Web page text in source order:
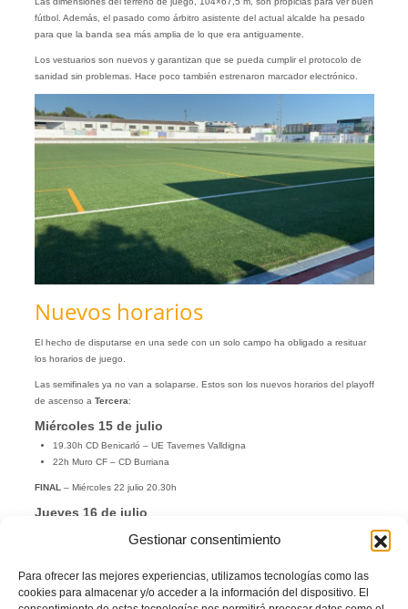
Gestionar consentimiento
Para ofrecer las mejores experiencias, utilizamos tecnologías como las
cookies para almacenar y/o acceder a la información del dispositivo. El
fútbol. Además, el pasado como árbitro asistente del actual alcalde ha pesado
para que la banda sea más amplia de lo que era antiguamente.
Los vestuarios son nuevos y garantizan que se pueda cumplir el protocolo de
sanidad sin problemas. Hace poco también estrenaron marcador electrónico.
Nuevos horarios
El hecho de disputarse en una sede con un solo campo ha obligado a resituar
los horarios de juego.
Las semifinales ya no van a solaparse. Estos son los nuevos horarios del playoff
de ascenso a Tercera:
Miércoles 15 de julio
19.30h CD Benicarló – UE Tavernes Valldigna
22h Muro CF – CD Burriana
FINAL– Miércoles 22 julio 20.30h
Jueves 16 de julio
19.30h CFI Alicante – Torrent CF
FINAL– Jueves 23 julio 20.30h
Viernes 17 de julio